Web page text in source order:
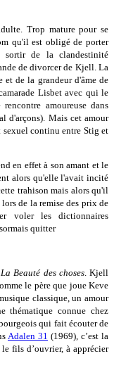
Trop mature pour se
qu'il est obligé de porter
sortir de la clandestinité
de divorcer de Kjell. La
de la grandeur d'âme de
Lisbet avec qui le
amoureuse dans
d'arçons). Mais cet amour
continu entre Stig et
en effet à son amant et le
alors qu'elle l'avait incité
trahison mais alors qu'il
de la remise des prix de
voler les dictionnaires
quitter
La Beauté des choses. Kjell
le père que joue Keve
classique, un amour
thématique connue chez
bourgeois qui fait écouter de
Adalen 31 (1969), c’est la
fils d’ouvrier, à apprécier